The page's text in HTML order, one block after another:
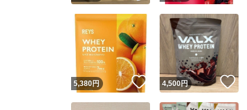
安
取
5,380円 いいね！
4,500円